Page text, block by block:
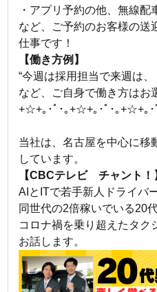
・アプリ予約の他、無線配
など、ご予約のお客様の送
仕事です！
【働き方例】
“今週は採用担当で来週は、
など、ご自身で働き方はお
+☆+｡･ﾟ･｡+☆+｡･ﾟ･｡+☆+｡
当社は、名古屋を中心に移
しています。
【CBCテレビ チャント！
AIとITで若手新人ドライバ
同世代の2倍稼いでいる20
コロナ禍を乗り超えたタク
お話します。